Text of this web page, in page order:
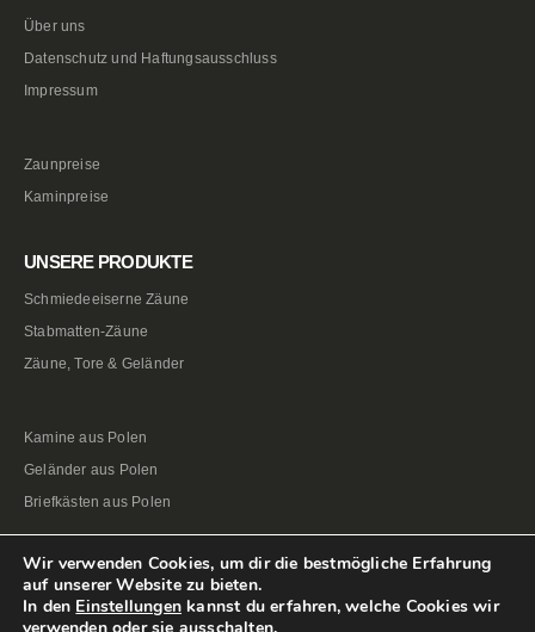
Über uns
Datenschutz und Haftungsausschluss
Impressum
Zaunpreise
Kaminpreise
UNSERE PRODUKTE
Schmiedeeiserne Zäune
Stabmatten-Zäune
Zäune, Tore & Geländer
Kamine aus Polen
Geländer aus Polen
Briefkästen aus Polen
Wir verwenden Cookies, um dir die bestmögliche Erfahrung
auf unserer Website zu bieten.
In den Einstellungen kannst du erfahren, welche Cookies wir